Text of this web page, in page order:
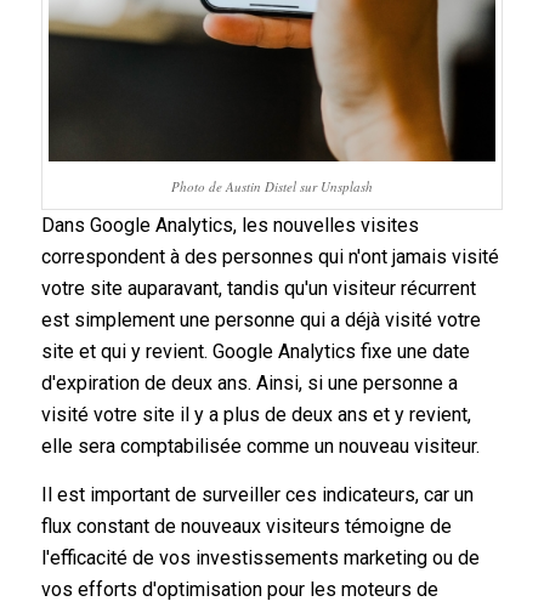
Photo de Austin Distel sur Unsplash
Dans Google Analytics, les nouvelles visites
correspondent à des personnes qui n'ont jamais visité
votre site auparavant, tandis qu'un visiteur récurrent
est simplement une personne qui a déjà visité votre
site et qui y revient. Google Analytics fixe une date
d'expiration de deux ans. Ainsi, si une personne a
visité votre site il y a plus de deux ans et y revient,
elle sera comptabilisée comme un nouveau visiteur.
Il est important de surveiller ces indicateurs, car un
flux constant de nouveaux visiteurs témoigne de
l'efficacité de vos investissements marketing ou de
vos efforts d'optimisation pour les moteurs de